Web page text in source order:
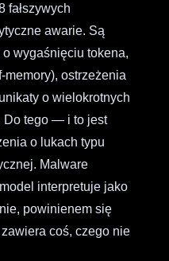
fałszywych
awarie. Są
wygaśnięciu tokena,
memory), ostrzeżenia
o wielokrotnych
Do tego — i to jest
o lukach typu
Malware
interpretuje jako
powinienem się
coś, czego nie